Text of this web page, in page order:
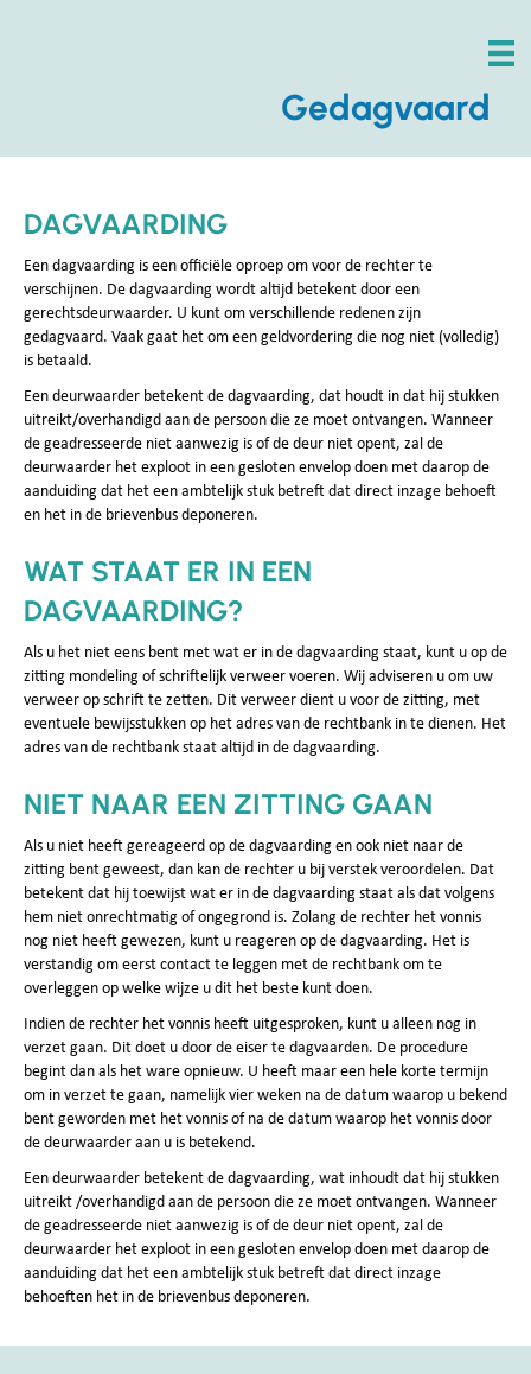
Gedagvaard
DAGVAARDING
Een dagvaarding is een officiële oproep om voor de rechter te
verschijnen. De dagvaarding wordt altijd betekent door een
gerechtsdeurwaarder. U kunt om verschillende redenen zijn
gedagvaard. Vaak gaat het om een geldvordering die nog niet (volledig)
is betaald.
Een deurwaarder betekent de dagvaarding, dat houdt in dat hij stukken
uitreikt/overhandigd aan de persoon die ze moet ontvangen. Wanneer
de geadresseerde niet aanwezig is of de deur niet opent, zal de
deurwaarder het exploot in een gesloten envelop doen met daarop de
aanduiding dat het een ambtelijk stuk betreft dat direct inzage behoeft
en het in de brievenbus deponeren.
WAT STAAT ER IN EEN
DAGVAARDING?
Als u het niet eens bent met wat er in de dagvaarding staat, kunt u op de
zitting mondeling of schriftelijk verweer voeren. Wij adviseren u om uw
verweer op schrift te zetten. Dit verweer dient u voor de zitting, met
eventuele bewijsstukken op het adres van de rechtbank in te dienen. Het
adres van de rechtbank staat altijd in de dagvaarding.
NIET NAAR EEN ZITTING GAAN
Als u niet heeft gereageerd op de dagvaarding en ook niet naar de
zitting bent geweest, dan kan de rechter u bij verstek veroordelen. Dat
betekent dat hij toewijst wat er in de dagvaarding staat als dat volgens
hem niet onrechtmatig of ongegrond is. Zolang de rechter het vonnis
nog niet heeft gewezen, kunt u reageren op de dagvaarding. Het is
verstandig om eerst contact te leggen met de rechtbank om te
overleggen op welke wijze u dit het beste kunt doen.
Indien de rechter het vonnis heeft uitgesproken, kunt u alleen nog in
verzet gaan. Dit doet u door de eiser te dagvaarden. De procedure
begint dan als het ware opnieuw. U heeft maar een hele korte termijn
om in verzet te gaan, namelijk vier weken na de datum waarop u bekend
bent geworden met het vonnis of na de datum waarop het vonnis door
de deurwaarder aan u is betekend.
Een deurwaarder betekent de dagvaarding, wat inhoudt dat hij stukken
uitreikt /overhandigd aan de persoon die ze moet ontvangen. Wanneer
de geadresseerde niet aanwezig is of de deur niet opent, zal de
deurwaarder het exploot in een gesloten envelop doen met daarop de
aanduiding dat het een ambtelijk stuk betreft dat direct inzage
behoeften het in de brievenbus deponeren.